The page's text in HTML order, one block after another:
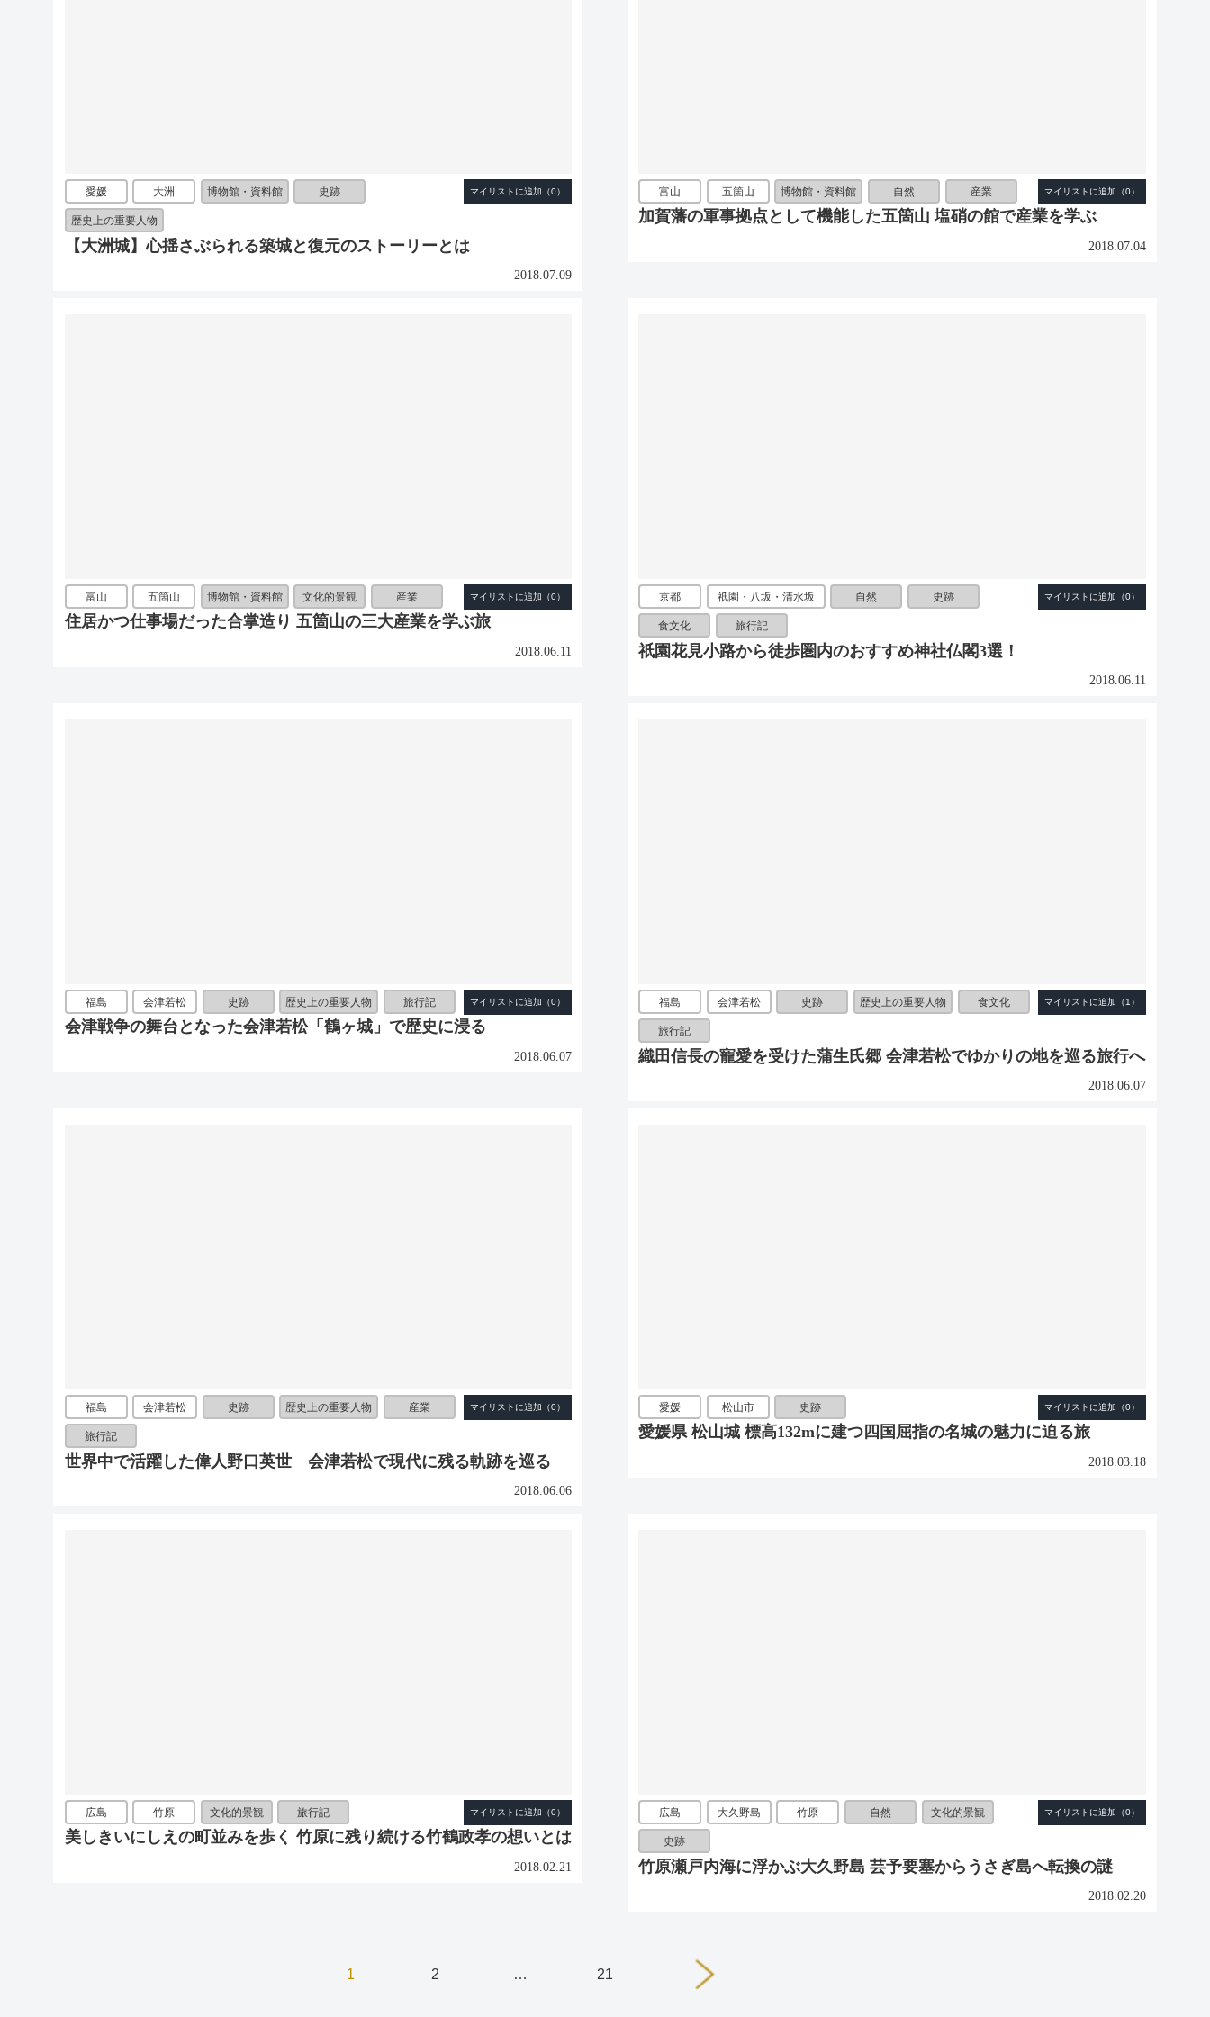
愛媛 大洲 博物館・資料館 史跡
歴史上の重要人物
【大洲城】心揺さぶられる築城と復元のストーリーとは
2018.07.09
富山 五箇山 博物館・資料館 自然 産業
加賀藩の軍事拠点として機能した五箇山 塩硝の館で産業を学ぶ
2018.07.04
富山 五箇山 博物館・資料館 文化的景観 産業
住居かつ仕事場だった合掌造り 五箇山の三大産業を学ぶ旅
2018.06.11
京都 祇園・八坂・清水坂 自然 史跡
食文化 旅行記
祇園花見小路から徒歩圏内のおすすめ神社仏閣3選！
2018.06.11
福島 会津若松 史跡 歴史上の重要人物 旅行記
会津戦争の舞台となった会津若松「鶴ヶ城」で歴史に浸る
2018.06.07
福島 会津若松 史跡 歴史上の重要人物 食文化
旅行記
織田信長の寵愛を受けた蒲生氏郷 会津若松でゆかりの地を巡る旅行へ
2018.06.07
福島 会津若松 史跡 歴史上の重要人物 産業
旅行記
世界中で活躍した偉人野口英世 会津若松で現代に残る軌跡を巡る
2018.06.06
愛媛 松山市 史跡
愛媛県 松山城 標高132mに建つ四国屈指の名城の魅力に迫る旅
2018.03.18
広島 竹原 文化的景観 旅行記
美しきいにしえの町並みを歩く 竹原に残り続ける竹鶴政孝の想いとは
2018.02.21
広島 大久野島 竹原 自然 文化的景観
史跡
竹原瀬戸内海に浮かぶ大久野島 芸予要塞からうさぎ島へ転換の謎
2018.02.20
1 2 … 21